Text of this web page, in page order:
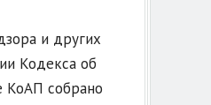
и других
Кодекса об
КоАП собрано